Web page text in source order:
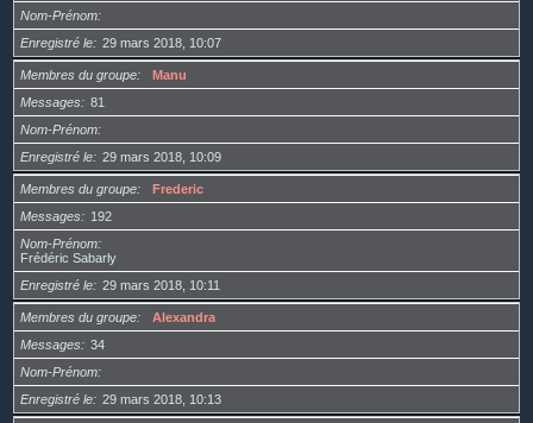
Nom-Prénom
Enregistré le
29 mars 2018, 10:07
Membres du groupe
Manu
Messages
81
Nom-Prénom
Enregistré le
29 mars 2018, 10:09
Membres du groupe
Frederic
Messages
192
Nom-Prénom
Frédéric Sabarly
Enregistré le
29 mars 2018, 10:11
Membres du groupe
Alexandra
Messages
34
Nom-Prénom
Enregistré le
29 mars 2018, 10:13